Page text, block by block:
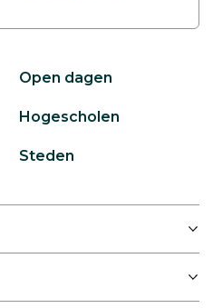
Open dagen
Hogescholen
Steden